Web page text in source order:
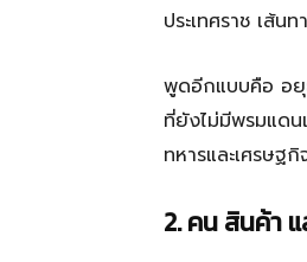
ประเทศราช เส้น
พูดอีกแบบคือ อยุ
ที่ยังไม่มีพรมแดน
ทหารและเศรษฐกิ
2. คน สินค้า